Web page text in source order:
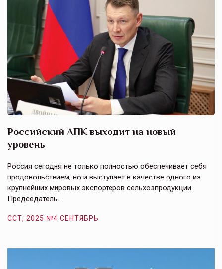
Российский АПК выходит на новый
уровень
Россия сегодня не только полностью обеспечивает себя
продовольствием, но и выступает в качестве одного из
крупнейших мировых экспортеров сельхозпродукции.
Председатель…
ССТ, 2025 №4 СЕНТЯБРЬ